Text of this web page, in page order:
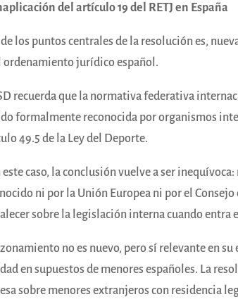
del artículo 19 del RETJ en España
los puntos centrales de la resolución es,
ordenamiento jurídico español.
recuerda que la normativa federativa
formalmente reconocida por organismos
49.5 de la Ley del Deporte.
este caso, la conclusión vuelve a ser
ni por la Unión Europea ni por el
sobre la legislación interna cuando entra
no es nuevo, pero sí relevante en
en supuestos de menores españoles. La
sobre menores extranjeros con residencia